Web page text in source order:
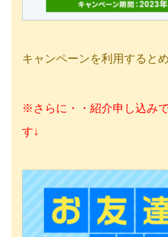
キャンペーンを利用すると
※さらに・・紹介申し込み
す↓